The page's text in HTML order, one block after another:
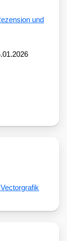
und